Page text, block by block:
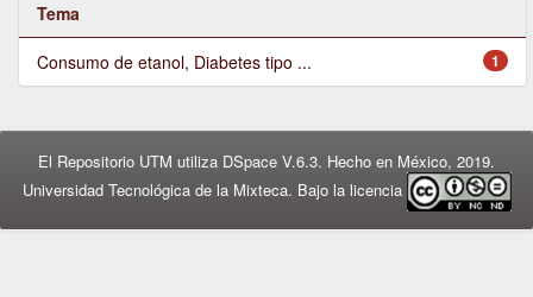
Tema
1
Consumo de etanol, Diabetes tipo ...
El Repositorio UTM utiliza DSpace V.6.3. Hecho en México, 2019.
Universidad Tecnológica de la Mixteca. Bajo la licencia